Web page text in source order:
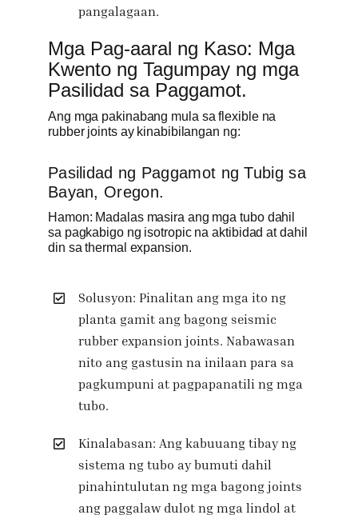
pangalagaan.
Mga Pag-aaral ng Kaso: Mga
Kwento ng Tagumpay ng mga
Pasilidad sa Paggamot.
Ang mga pakinabang mula sa flexible na
rubber joints ay kinabibilangan ng:
Pasilidad ng Paggamot ng Tubig sa
Bayan, Oregon.
Hamon: Madalas masira ang mga tubo dahil
sa pagkabigo ng isotropic na aktibidad at dahil
din sa thermal expansion.
Solusyon: Pinalitan ang mga ito ng
planta gamit ang bagong seismic
rubber expansion joints. Nabawasan
nito ang gastusin na inilaan para sa
pagkumpuni at pagpapanatili ng mga
tubo.
Kinalabasan: Ang kabuuang tibay ng
sistema ng tubo ay bumuti dahil
pinahintulutan ng mga bagong joints
ang paggalaw dulot ng mga lindol at